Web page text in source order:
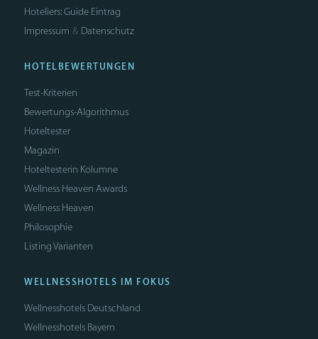
Hoteliers: Guide Eintrag
Impressum & Datenschutz
HOTELBEWERTUNGEN
Test-Kriterien
Bewertungs-Algorithmus
Hoteltester
Magazin
Hoteltesterin Kolumne
Wellness Heaven Awards
Wellness Heaven
Philosophie
Listing Varianten
WELLNESSHOTELS IM FOKUS
Wellnesshotels Deutschland
Wellnesshotels Bayern